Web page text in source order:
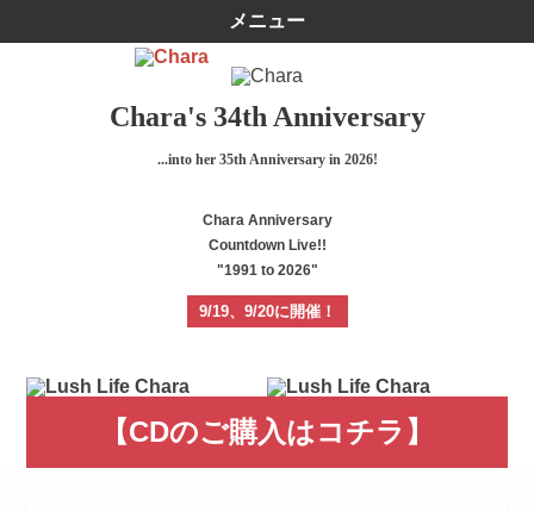
メニュー
Chara's 34th Anniversary
...into her 35th Anniversary in 2026!
Chara Anniversary
Countdown Live!!
"1991 to 2026"
9/19、9/20に開催！
【CDのご購入はコチラ】